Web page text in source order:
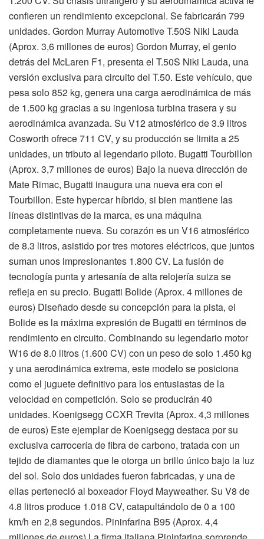
confieren un rendimiento excepcional. Se fabricarán 799
unidades. Gordon Murray Automotive T.50S Niki Lauda
(Aprox. 3,6 millones de euros) Gordon Murray, el genio
detrás del McLaren F1, presenta el T.50S Niki Lauda, una
versión exclusiva para circuito del T.50. Este vehículo, que
pesa solo 852 kg, genera una carga aerodinámica de más
de 1.500 kg gracias a su ingeniosa turbina trasera y su
aerodinámica avanzada. Su V12 atmosférico de 3.9 litros
Cosworth ofrece 711 CV, y su producción se limita a 25
unidades, un tributo al legendario piloto. Bugatti Tourbillon
(Aprox. 3,7 millones de euros) Bajo la nueva dirección de
Mate Rimac, Bugatti inaugura una nueva era con el
Tourbillon. Este hypercar híbrido, si bien mantiene las
líneas distintivas de la marca, es una máquina
completamente nueva. Su corazón es un V16 atmosférico
de 8.3 litros, asistido por tres motores eléctricos, que juntos
suman unos impresionantes 1.800 CV. La fusión de
tecnología punta y artesanía de alta relojería suiza se
refleja en su precio. Bugatti Bolide (Aprox. 4 millones de
euros) Diseñado desde su concepción para la pista, el
Bolide es la máxima expresión de Bugatti en términos de
rendimiento en circuito. Combinando su legendario motor
W16 de 8.0 litros (1.600 CV) con un peso de solo 1.450 kg
y una aerodinámica extrema, este modelo se posiciona
como el juguete definitivo para los entusiastas de la
velocidad en competición. Solo se producirán 40
unidades. Koenigsegg CCXR Trevita (Aprox. 4,3 millones
de euros) Este ejemplar de Koenigsegg destaca por su
exclusiva carrocería de fibra de carbono, tratada con un
tejido de diamantes que le otorga un brillo único bajo la luz
del sol. Solo dos unidades fueron fabricadas, y una de
ellas perteneció al boxeador Floyd Mayweather. Su V8 de
4.8 litros produce 1.018 CV, catapultándolo de 0 a 100
km/h en 2,8 segundos. Pininfarina B95 (Aprox. 4,4